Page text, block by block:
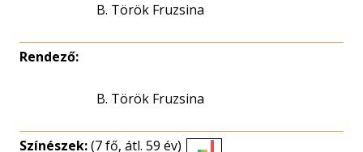
B. Török Fruzsina
Rendező:
B. Török Fruzsina
Színészek:(7 fő, átl. 59 év)